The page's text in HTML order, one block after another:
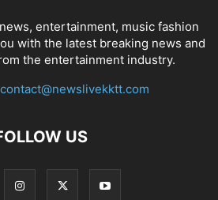
entertainment, music fashion
with the latest breaking news and
the entertainment industry.
contact@newslivekktt.com
US